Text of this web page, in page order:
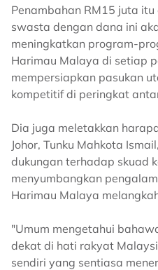
Penambahan RM15 juta
swasta dengan dana ini
meningkatkan program-
Harimau Malaya di setiap
mempersiapkan pasukan
kompetitif di peringkat
Dia juga meletakkan
Johor, Tunku Mahkota
dukungan terhadap skuad
menyumbangkan
Harimau Malaya
"Umum mengetahui
dekat di hati rakyat
sendiri yang sentiasa